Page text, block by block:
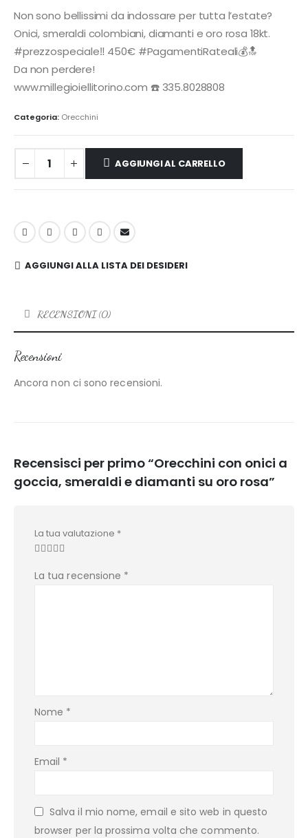
Non sono bellissimi da indossare per tutta l’estate?
Onici, smeraldi colombiani, diamanti e oro rosa 18kt.
#prezzospeciale‼️ 450€ #PagamentiRateali💰🔝
Da non perdere!
www.millegioiellitorino.com ☎️ 335.8028808
Categoria: Orecchini
AGGIUNGI AL CARRELLO
AGGIUNGI ALLA LISTA DEI DESIDERI
RECENSIONI (0)
Recensioni
Ancora non ci sono recensioni.
Recensisci per primo “Orecchini con onici a
goccia, smeraldi e diamanti su oro rosa”
La tua valutazione *
La tua recensione *
Nome *
Email *
Salva il mio nome, email e sito web in questo
browser per la prossima volta che commento.